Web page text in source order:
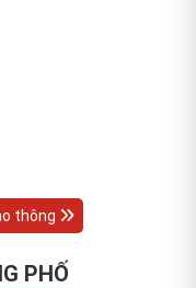
thông
PHỐ